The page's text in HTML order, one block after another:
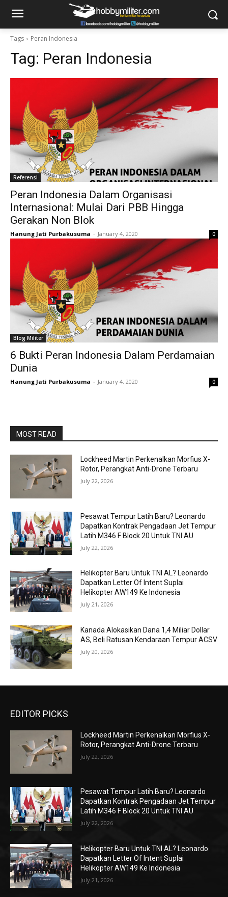
Tags Peran Indonesia
Tag: Peran Indonesia
Referensi
Peran Indonesia Dalam Organisasi
Internasional: Mulai Dari PBB Hingga
Gerakan Non Blok
Hanung Jati Purbakusuma - January 4, 2020 0
Blog Militer
6 Bukti Peran Indonesia Dalam Perdamaian
Dunia
Hanung Jati Purbakusuma - January 4, 2020 0
MOST READ
Lockheed Martin Perkenalkan Morfius X-
Rotor, Perangkat Anti-Drone Terbaru
July 22, 2026
Pesawat Tempur Latih Baru? Leonardo
Dapatkan Kontrak Pengadaan Jet Tempur
Latih M346 F Block 20 Untuk TNI AU
July 22, 2026
Helikopter Baru Untuk TNI AL? Leonardo
Dapatkan Letter Of Intent Suplai
Helikopter AW149 Ke Indonesia
July 21, 2026
Kanada Alokasikan Dana 1,4 Miliar Dollar
AS, Beli Ratusan Kendaraan Tempur ACSV
July 20, 2026
EDITOR PICKS
Lockheed Martin Perkenalkan Morfius X-
Rotor, Perangkat Anti-Drone Terbaru
July 22, 2026
Pesawat Tempur Latih Baru? Leonardo
Dapatkan Kontrak Pengadaan Jet Tempur
Latih M346 F Block 20 Untuk TNI AU
July 22, 2026
Helikopter Baru Untuk TNI AL? Leonardo
Dapatkan Letter Of Intent Suplai
Helikopter AW149 Ke Indonesia
July 21, 2026